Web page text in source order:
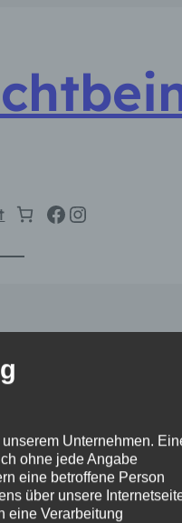
Facebook
Instagram
Unternehmen.
ohne jede Angabe
eine betroffene Person
über unsere
eine Verarbeitung